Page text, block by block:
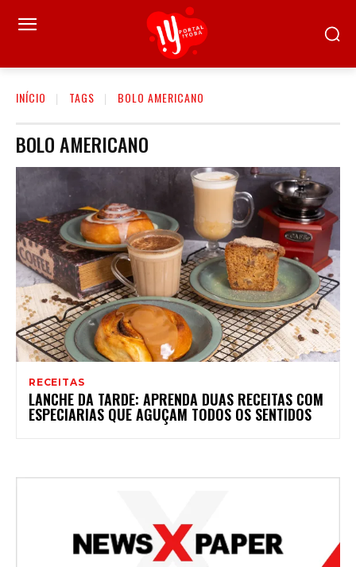
INÍCIO TAGS BOLO AMERICANO
BOLO AMERICANO
RECEITAS
LANCHE DA TARDE: APRENDA DUAS RECEITAS COM
ESPECIARIAS QUE AGUÇAM TODOS OS SENTIDOS